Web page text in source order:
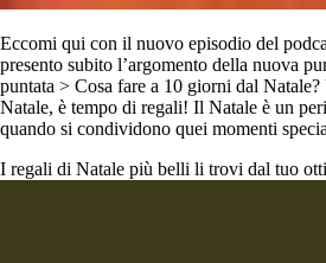
Eccomi qui con il nuovo episodio del
presento subito l’argomento della nuova
puntata > Cosa fare a 10 giorni dal
Natale, è tempo di regali! Il Natale è un
quando si condividono quei momenti
I regali di Natale più belli li trovi dal tuo